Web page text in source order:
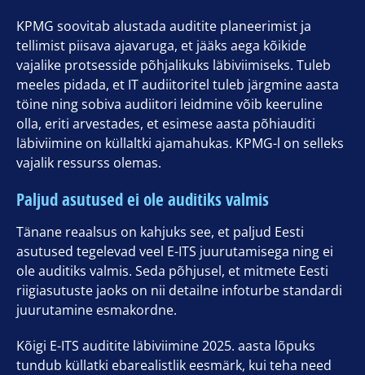
KPMG soovitab alustada auditite planeerimist ja
tellimist piisava ajavaruga, et jääks aega kõikide
vajalike protsesside põhjalikuks läbiviimiseks. Tuleb
meeles pidada, et IT audiitoritel tuleb järgmine aasta
töine ning sobiva audiitori leidmine võib keeruline
olla, eriti arvestades, et esimese aasta põhiauditi
läbiviimine on küllaltki ajamahukas. KPMG-l on selleks
vajalik ressurss olemas.
Paljud asutused ei ole auditiks valmis
Tänane reaalsus on kahjuks see, et paljud Eesti
asutused tegelevad veel E-ITS juurutamisega ning ei
ole auditiks valmis. Seda põhjusel, et mitmete Eesti
riigiasutuste jaoks on nii detailne infoturbe standardi
juurutamine esmakordne.
Kõigi E-ITS auditite läbiviimine 2025. aasta lõpuks
tundub küllatki ebarealistlik eesmärk, kui teha need